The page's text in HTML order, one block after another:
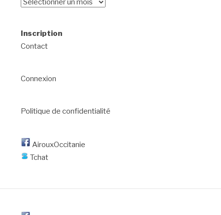
Inscription
Contact
Connexion
Politique de confidentialité
AirouxOccitanie
Tchat